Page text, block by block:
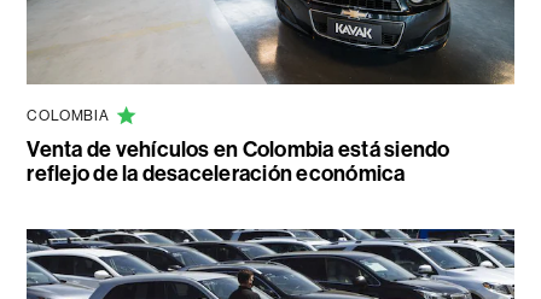
COLOMBIA
Venta de vehículos en Colombia está siendo
reflejo de la desaceleración económica